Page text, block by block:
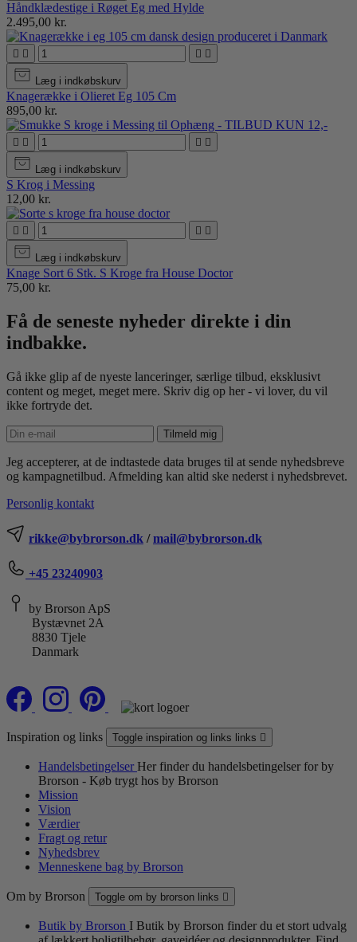
Håndklædestige i Røget Eg med Hylde
2.495,00 kr.
   
Læg i indkøbskurv
Knagerække i Olieret Eg 105 Cm
895,00 kr.
   
Læg i indkøbskurv
S Krog i Messing
12,00 kr.
   
Læg i indkøbskurv
Knage Sort 6 Stk. S Kroge fra House Doctor
75,00 kr.
Få de seneste nyheder direkte i din
indbakke.
Gå ikke glip af de nyeste lanceringer, særlige tilbud, eksklusivt
content og meget, meget mere. Skriv dig op her - vi lover, du vil
ikke fortryde det.
Tilmeld mig
Jeg accepterer, at de indtastede data bruges til at sende nyhedsbreve
og kampagnetilbud. Afmelding kan altid ske nederst i nyhedsbrevet.
Personlig kontakt
rikke@bybrorson.dk /mail@bybrorson.dk
+45 23240903
by Brorson ApS
Bystævnet 2A
8830 Tjele
Danmark
Inspiration og links Toggle inspiration og links links 
Handelsbetingelser Her finder du handelsbetingelser for by
Brorson - Køb trygt hos by Brorson
Mission
Vision
Værdier
Fragt og retur
Nyhedsbrev
Menneskene bag by Brorson
Om by Brorson Toggle om by brorson links 
Butik by Brorson I Butik by Brorson finder du et stort udvalg